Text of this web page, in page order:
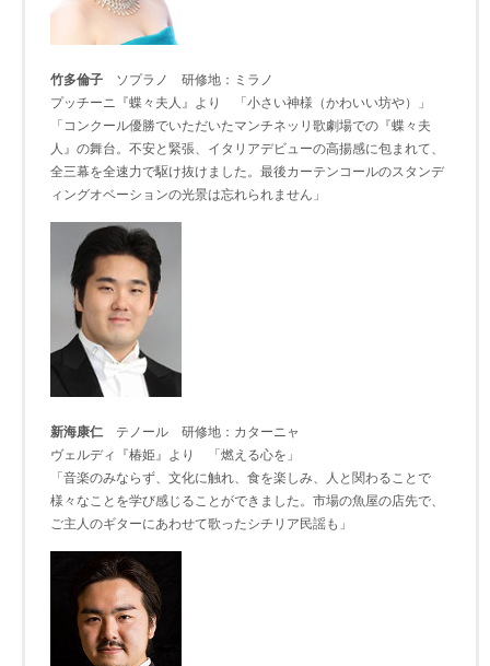
竹多倫子 ソプラノ 研修地：ミラノ
プッチーニ『蝶々夫人』より 「小さい神様（かわいい坊や）」
「コンクール優勝でいただいたマンチネッリ歌劇場での『蝶々夫
人』の舞台。不安と緊張、イタリアデビューの高揚感に包まれて、
全三幕を全速力で駆け抜けました。最後カーテンコールのスタンデ
ィングオベーションの光景は忘れられません」
新海康仁 テノール 研修地：カターニャ
ヴェルディ『椿姫』より 「燃える心を」
「音楽のみならず、文化に触れ、食を楽しみ、人と関わることで
様々なことを学び感じることができました。市場の魚屋の店先で、
ご主人のギターにあわせて歌ったシチリア民謡も」